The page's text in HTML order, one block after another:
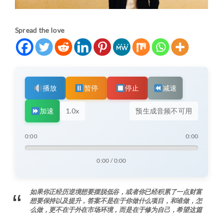
Spread the love
播放 暂停 停止 减速
加速 1.0x 预生成音频不可用
0:00 0:00
0:00 / 0:00
如果你正经历逆境想要摆脱低谷，或者你已经积累了一点财富
想要保持以及提升，答案不是在于你做什么项目，和谁做，怎
么做，更不在于外在市场环境，而是在于修为自己，希望这篇